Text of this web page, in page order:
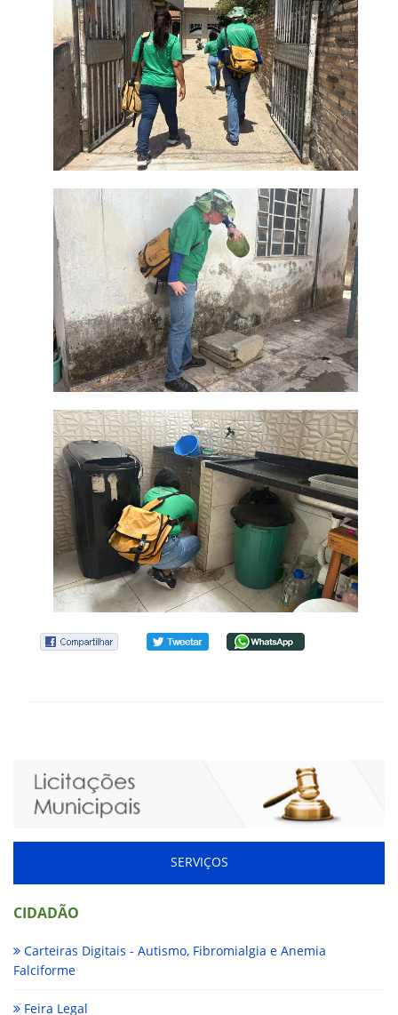
SERVIÇOS
CIDADÃO
Carteiras Digitais - Autismo, Fibromialgia e Anemia
Falciforme
Feira Legal